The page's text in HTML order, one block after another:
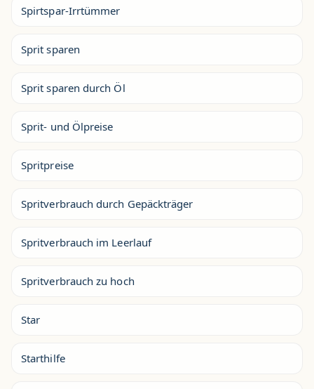
Spirtspar-Irrtümmer
Sprit sparen
Sprit sparen durch Öl
Sprit- und Ölpreise
Spritpreise
Spritverbrauch durch Gepäckträger
Spritverbrauch im Leerlauf
Spritverbrauch zu hoch
Star
Starthilfe